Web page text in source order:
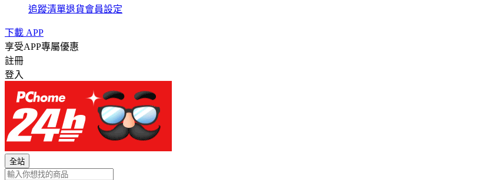
追蹤清單退貨會員設定
下載 APP
享受APP專屬優惠
註冊
登入
全站